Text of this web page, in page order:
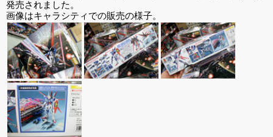
発売されました。
画像はキャラシティでの販売の様子。